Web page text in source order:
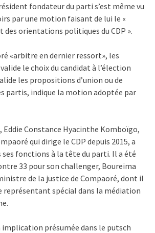
fondateur du parti s’est même vu
par une motion faisant de lui le «
des orientations politiques du CDP ».
«arbitre en dernier ressort», les
le choix du candidat à l’élection
les propositions d’union ou de
partis, indique la motion adoptée par
Eddie Constance Hyacinthe Komboïgo,
qui dirige le CDP depuis 2015, a
fonctions à la tête du parti. Il a été
33 pour son challenger, Boureima
de la justice de Compaoré, dont il
représentant spécial dans la médiation
implication présumée dans le putsch